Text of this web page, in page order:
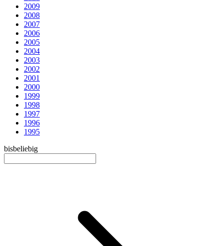
2009
2008
2007
2006
2005
2004
2003
2002
2001
2000
1999
1998
1997
1996
1995
bisbeliebig